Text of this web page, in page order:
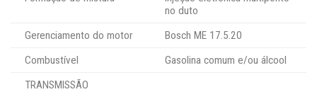
no duto
Gerenciamento do motor
Bosch ME 17.5.20
Combustível
Gasolina comum e/ou álcool
TRANSMISSÃO